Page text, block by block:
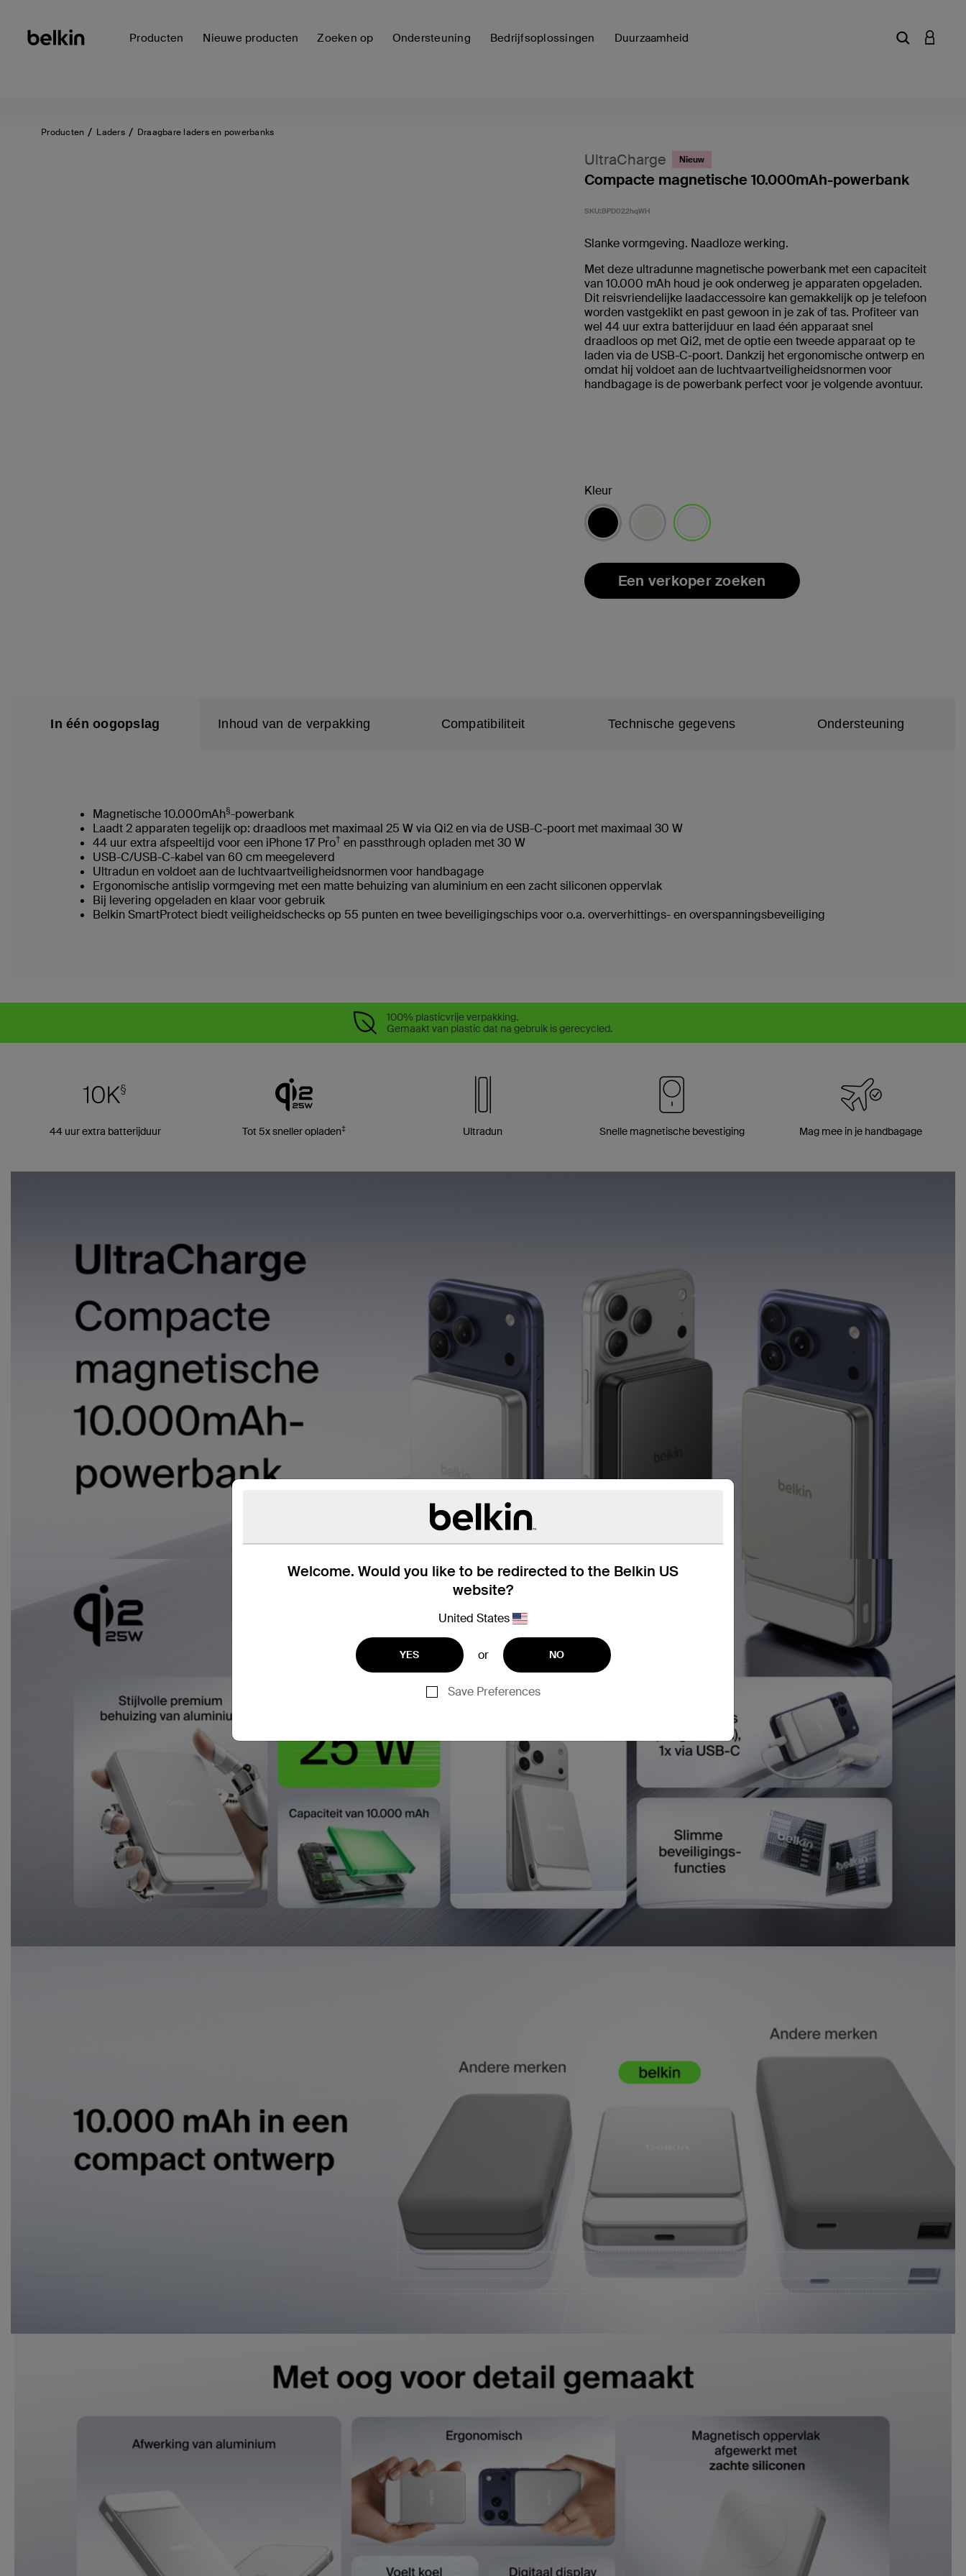
Producten Nieuwe producten Zoeken op Ondersteuning Bedrijfsoplossingen Duurzaamheid Zoekterm of
Welcome. Would you like to be redirected to the Belkin US
website?
United States
YES or NO
Save Preferences
Producten Laders Draagbare laders en powerbanks
UltraCharge Nieuw
Compacte magnetische 10.000mAh-powerbank
SKU:BPD022hqWH
Slanke vormgeving. Naadloze werking.
Met deze ultradunne magnetische powerbank met een capaciteit
van 10.000 mAh houd je ook onderweg je apparaten opgeladen.
Dit reisvriendelijke laadaccessoire kan gemakkelijk op je telefoon
worden vastgeklikt en past gewoon in je zak of tas. Profiteer van
wel 44 uur extra batterijduur en laad één apparaat snel
draadloos op met Qi2, met de optie een tweede apparaat op te
laden via de USB-C-poort. Dankzij het ergonomische ontwerp en
omdat hij voldoet aan de luchtvaartveiligheidsnormen voor
handbagage is de powerbank perfect voor je volgende avontuur.
Kleur
Een verkoper zoeken
In één oogopslag Inhoud van de verpakking Compatibiliteit Technische gegevens Ondersteuning
Magnetische 10.000mAh§-powerbank
Laadt 2 apparaten tegelijk op: draadloos met maximaal 25 W via Qi2 en via de USB-C-poort met maximaal 30 W
44 uur extra afspeeltijd voor een iPhone 17 Pro† en passthrough opladen met 30 W
USB-C/USB-C-kabel van 60 cm meegeleverd
Ultradun en voldoet aan de luchtvaartveiligheidsnormen voor handbagage
Ergonomische antislip vormgeving met een matte behuizing van aluminium en een zacht siliconen oppervlak
Bij levering opgeladen en klaar voor gebruik
Belkin SmartProtect biedt veiligheidschecks op 55 punten en twee beveiligingschips voor o.a. oververhittings- en overspanningsbeveiliging
100% plasticvrije verpakking.
Gemaakt van plastic dat na gebruik is gerecycled.
44 uur extra batterijduur Tot 5x sneller opladen‡ Ultradun Snelle magnetische bevestiging Mag mee in je handbagage